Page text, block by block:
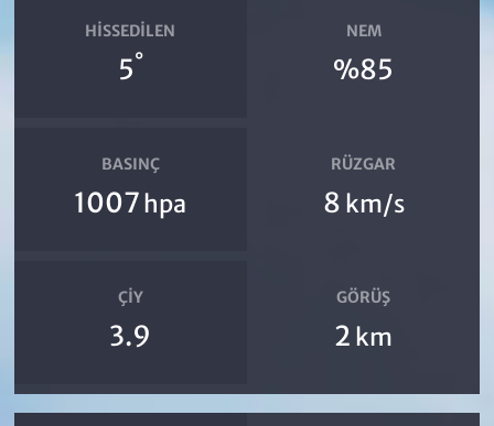
HISSEDILEN
5°
NEM
%85
BASINÇ
1007 hpa
RÜZGAR
8 km/s
ÇIY
3.9
GÖRÜŞ
2 km